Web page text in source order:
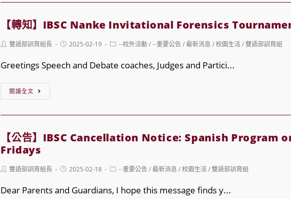
IBSC
Announcement:
Notice
Regarding
SAT
Exam
【轉知】IBSC Nanke Invitational Forensics
Post雙語部訓育組長
Post2025-02-19
Post--校外活動 / --重要公告 / 最新消息 / 校園生活 / 雙語部訓育組
Greetings Speech and Debate coaches, Judges and Partici...
閱讀全文
IBSC Nanke
Invitational
【公告】IBSC Cancellation Notice: Spanish Program
Fridays
Post雙語部訓育組長
Post2025-02-18
Post--重要公告 / 最新消息 / 校園生活 / 雙語部訓育組
Dear Parents and Guardians, I hope this message finds y...